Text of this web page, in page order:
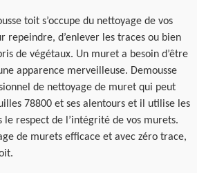
toit s’occupe du nettoyage de vos
repeindre, d’enlever les traces ou bien
de végétaux. Un muret a besoin d’être
apparence merveilleuse. Demousse
de nettoyage de muret qui peut
78800 et ses alentours et il utilise les
le respect de l’intégrité de vos murets.
de murets efficace et avec zéro trace,